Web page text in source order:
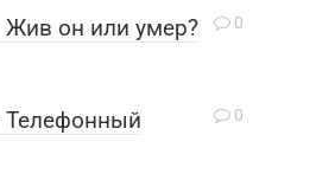
0
он или умер?
0